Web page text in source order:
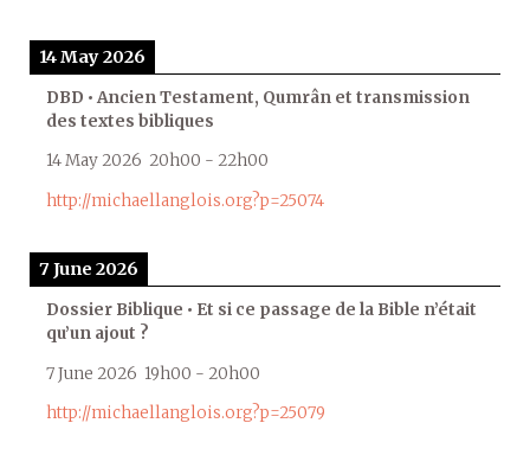
14 May 2026
DBD • Ancien Testament, Qumrân et transmission
des textes bibliques
14 May 2026 20h00 - 22h00
http://michaellanglois.org?p=25074
7 June 2026
Dossier Biblique • Et si ce passage de la Bible n’était
qu’un ajout ?
7 June 2026 19h00 - 20h00
http://michaellanglois.org?p=25079